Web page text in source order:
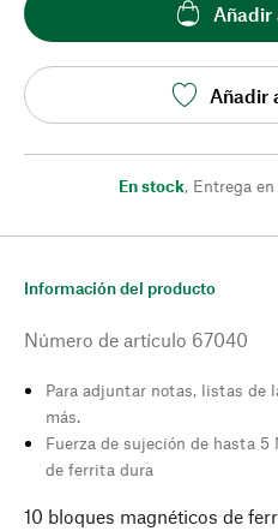
Añadir
Añadir
En stock, Entrega
Información del producto
Número de artículo 67040
Para adjuntar notas, listas de
más.
Fuerza de sujeción de hasta
de ferrita dura
10 bloques magnéticos de